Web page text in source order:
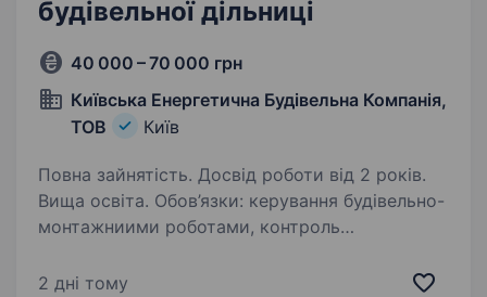
будівельної дільниці
40 000 – 70 000 грн
Київська Енергетична Будівельна Компанія,
ТОВ
Київ
Повна зайнятість. Досвід роботи від 2 років.
Вища освіта. Обов’язки: керування будівельно-
монтажниими роботами, контроль
підрахунок і формування об'ємів робіт,
2 дні тому